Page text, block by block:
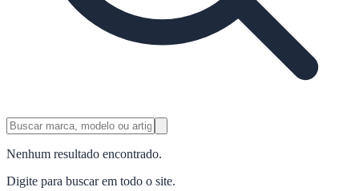
Nenhum resultado encontrado.
Digite para buscar em todo o site.